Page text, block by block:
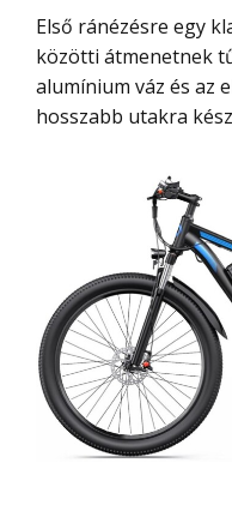
Első ránézésre egy klasszikus trekking és MTB
közötti átmenetnek
alumínium váz és az
hosszabb utakra